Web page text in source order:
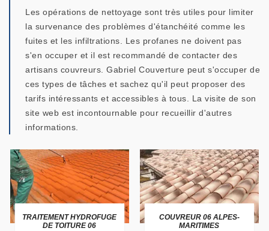
Les opérations de nettoyage sont très utiles pour limiter
la survenance des problèmes d'étanchéité comme les
fuites et les infiltrations. Les profanes ne doivent pas
s'en occuper et il est recommandé de contacter des
artisans couvreurs. Gabriel Couverture peut s'occuper de
ces types de tâches et sachez qu'il peut proposer des
tarifs intéressants et accessibles à tous. La visite de son
site web est incontournable pour recueillir d'autres
informations.
TRAITEMENT HYDROFUGE
DE TOITURE 06
COUVREUR 06 ALPES-
MARITIMES